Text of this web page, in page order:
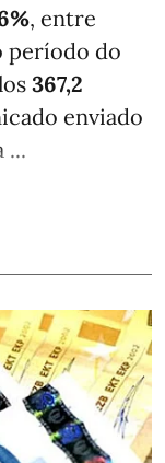
, entre
período do
367,2
enviado
...